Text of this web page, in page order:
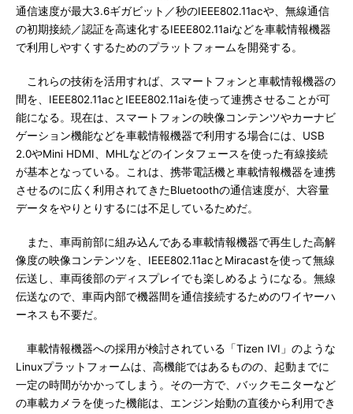
通信速度が最大3.6ギガビット／秒のIEEE802.11acや、無線通信
の初期接続／認証を高速化するIEEE802.11aiなどを車載情報機器
で利用しやすくするためのプラットフォームを開発する。
これらの技術を活用すれば、スマートフォンと車載情報機器の
間を、IEEE802.11acとIEEE802.11aiを使って連携させることが可
能になる。現在は、スマートフォンの映像コンテンツやカーナビ
ゲーション機能などを車載情報機器で利用する場合には、USB
2.0やMini HDMI、MHLなどのインタフェースを使った有線接続
が基本となっている。これは、携帯電話機と車載情報機器を連携
させるのに広く利用されてきたBluetoothの通信速度が、大容量
データをやりとりするには不足しているためだ。
また、車両前部に組み込んである車載情報機器で再生した高解
像度の映像コンテンツを、IEEE802.11acとMiracastを使って無線
伝送し、車両後部のディスプレイでも楽しめるようになる。無線
伝送なので、車両内部で機器間を通信接続するためのワイヤーハ
ーネスも不要だ。
車載情報機器への採用が検討されている「Tizen IVI」のような
Linuxプラットフォームは、高機能ではあるものの、起動までに
一定の時間がかかってしまう。その一方で、バックモニターなど
の車載カメラを使った機能は、エンジン始動の直後から利用でき